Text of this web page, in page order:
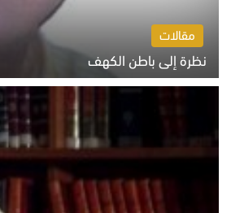
مقالات
نظرة إلى باطن الكهف
السبت 8 أغسطس 2026 11:04 ص